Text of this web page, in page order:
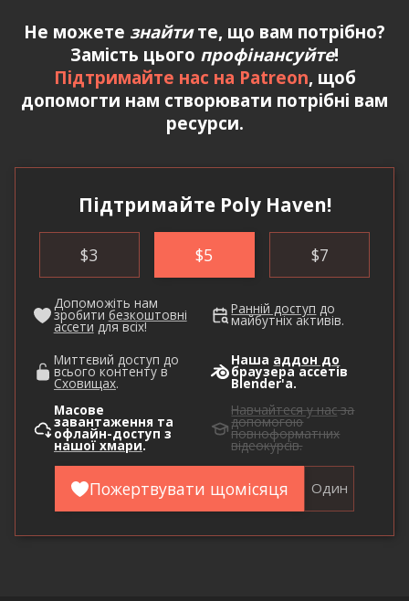
Не можете знайтите, що вам потрібно?
Замість цього профінансуйте!
Підтримайте нас на Patreon, щоб
допомогти нам створювати потрібні вам
ресурси.
Підтримайте Poly Haven!
$3 $5 $7
Допоможіть нам
зробити безкоштовні
ассети для всіх!
Ранній доступ до
майбутніх активів.
Миттєвий доступ до
всього контенту в
Сховищах.
Наша аддон до
браузера ассетів
Blender'а.
Масове
завантаження та
офлайн-доступ з
нашої хмари.
Навчайтеся у насза
допомогою
повноформатних
відеокурсів.
Пожертвувати щомісяця Один